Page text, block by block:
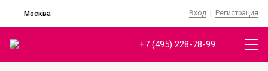
Москва Вход | Регистрация
+7 (495) 228-78-99